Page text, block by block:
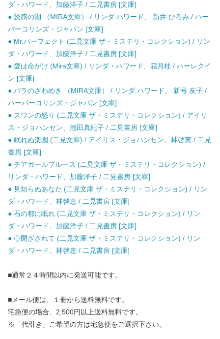
ダ・ハワード、加藤洋子 / 二見書房 [文庫]
● 誘惑の湖 （MIRA文庫） / リンダ ハワード、 新井 ひろみ / ハー
パーコリンズ・ジャパン [文庫]
● Mr.パーフェクト (二見文庫 ザ・ミステリ・コレクション) / リン
ダ・ハワード、加藤洋子 / 二見書房 [文庫]
● 愛は命がけ (Mira文庫) / リンダ・ハワード、霜月桂 / ハーレクイ
ン [文庫]
● バラのざわめき （MIRA文庫） / リンダ ハワード、 新号 友子 /
ハーパーコリンズ・ジャパン [文庫]
● スワンの怒り (二見文庫 ザ・ミステリ・コレクション) / アイリ
ス・ジョハンセン、池田真紀子 / 二見書房 [文庫]
● 眠れぬ楽園 (二見文庫) / アイリス・ジョハンセン、林啓恵 / 二見
書房 [文庫]
● チアガールブルース (二見文庫 ザ・ミステリ・コレクション) /
リンダ・ハワード、加藤洋子 / 二見書房 [文庫]
● 見知らぬあなた (二見文庫 ザ・ミステリ・コレクション) / リン
ダ・ハワード、林啓恵 / 二見書房 [文庫]
● 石の都に眠れ (二見文庫 ザ・ミステリ・コレクション) / リン
ダ・ハワード、加藤洋子 / 二見書房 [文庫]
● 心閉ざされて (二見文庫 ザ・ミステリ・コレクション) / リン
ダ・ハワード、林啓恵 / 二見書房 [文庫]
■通常２４時間以内に発送可能です。
■メール便は、１冊から送料無料です。
宅急便の場合、2,500円以上送料無料です。
※「代引き」ご希望の方は宅急便をご選択下さい。